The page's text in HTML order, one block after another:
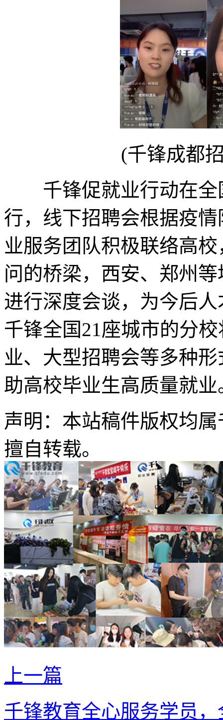
(千锋成都
千锋促就业行动在全
行，线下招聘会根据疫
业服务团队积极联络高
问的桥梁，西安、郑州
进行深度会谈，为今后
千锋全国21座城市的分
业、大型招聘会等多种
助高校毕业生高质量就业
声明：本站稿件版权均
擅自转载。
上一篇
千锋教育全心服务学员